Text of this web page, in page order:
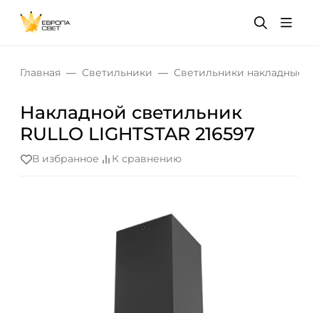
Главная Светильники Светильники накладные
Накладной светильник
RULLO LIGHTSTAR 216597
В избранное К сравнению